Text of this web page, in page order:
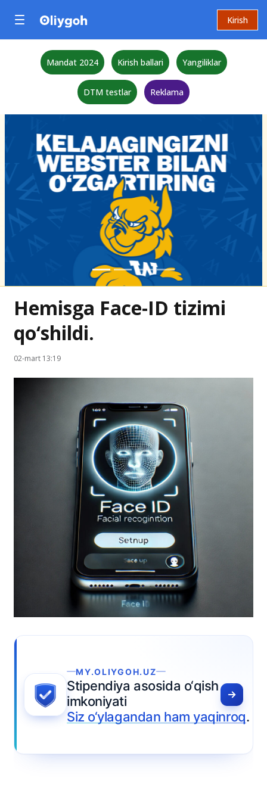
Kirish
Mandat 2024 Kirish ballari Yangiliklar
DTM testlar Reklama
Hemisga Face-ID tizimi
qo‘shildi.
02-mart 13:19